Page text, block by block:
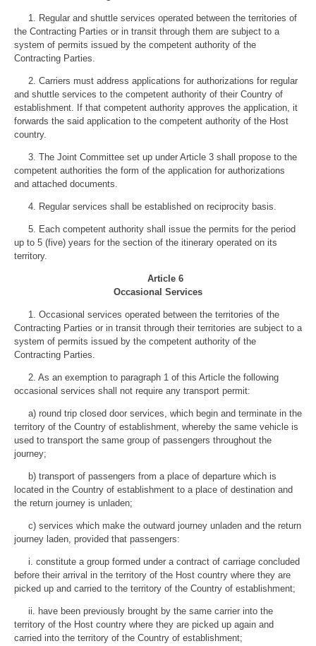
1.
Regular and shuttle services operated between the territories of
the Contracting Parties or in transit through them are subject to a
system of permits issued by the competent authority of the
Contracting Parties.
2. Carriers must address applications for authorizations for regular
and shuttle services to the competent authority of their Country of
establishment. If that competent authority approves the application, it
forwards the said application to the competent authority of the Host
country.
3. The Joint Committee set up under Article 3 shall propose to the
competent authorities the form of the application for authorizations
and attached documents.
4. Regular services shall be established on reciprocity basis.
5. Each competent authority shall issue the permits for the period
up to 5 (five) years for the section of the itinerary operated on its
territory.
Article 6
Occasional Services
1. Occasional services operated between the territories of the
Contracting Parties or in transit through their territories are subject to a
system of permits issued by the competent authority of the
Contracting Parties.
2. As an exemption to paragraph 1 of this Article the following
occasional services shall not require any transport permit:
a) round trip closed door services, which begin and terminate in the
territory of the Country of establishment, whereby the same vehicle is
used to transport the same group of passengers throughout the
journey;
b) transport of passengers from a place of departure which is
located in the Country of establishment to a place of destination and
the return journey is unladen;
c) services which make the outward journey unladen and the return
journey laden, provided that passengers:
i. constitute a group formed under a contract of carriage concluded
before their arrival in the territory of the Host country where they are
picked up and carried to the territory of the Country of establishment;
ii. have been previously brought by the same carrier into the
territory of the Host country where they are picked up again and
carried into the territory of the Country of establishment;